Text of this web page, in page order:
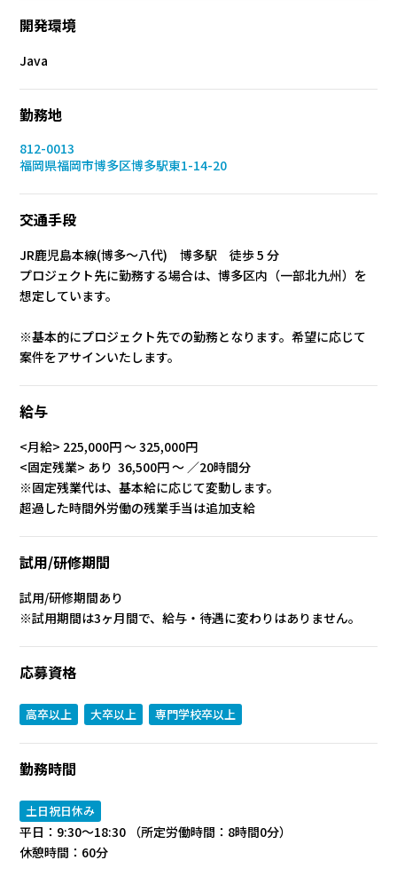
開発環境
Java
勤務地
812-0013
福岡県福岡市博多区博多駅東1-14-20
交通手段
JR鹿児島本線(博多～八代) 博多駅 徒歩 5 分
プロジェクト先に勤務する場合は、博多区内（一部北九州）を
想定しています。
※基本的にプロジェクト先での勤務となります。希望に応じて
案件をアサインいたします。
給与
<月給> 225,000円 〜 325,000円
<固定残業> あり 36,500円 ～ ／20時間分
※固定残業代は、基本給に応じて変動します。
超過した時間外労働の残業手当は追加支給
試用/研修期間
試用/研修期間あり
※試用期間は3ヶ月間で、給与・待遇に変わりはありません。
応募資格
高卒以上 大卒以上 専門学校卒以上
勤務時間
土日祝日休み
平日：9:30～18:30 （所定労働時間：8時間0分）
休憩時間：60分